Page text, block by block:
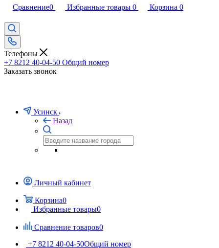
Сравнение0 Избранные товары 0 Корзина 0
Телефоны
+7 8212 40-04-50 Общий номер
Заказать звонок
Усинск
Назад
Личный кабинет
Корзина0
Избранные товары0
Сравнение товаров0
+7 8212 40-04-50Общий номер